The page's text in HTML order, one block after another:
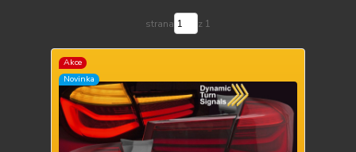
strana z 1
Akce
Novinka